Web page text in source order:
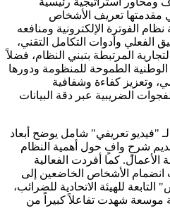
مقدمتها تعريف الأشخاص
الفوترة الإلكترونية ومنافعه
الفعلي وأدوات التكامل التقني،
المرتبطة بتبني النظام، فضلاً
الطموحة للمنظومة ودورها
وتعزيز كفاءة وشفافية
الضريبية عبر دقة البيانات
"فيديو تعريفي" شامل يوضح أبعاد
تقديم شرحٍ وافٍ حول أهمية النظام
كما أفردت الفعالية
الأشخاص الخاضعين إلى
للهيئة الاتحادية للضرائب،
موسعة شهدت تفاعلاً كبيراً من